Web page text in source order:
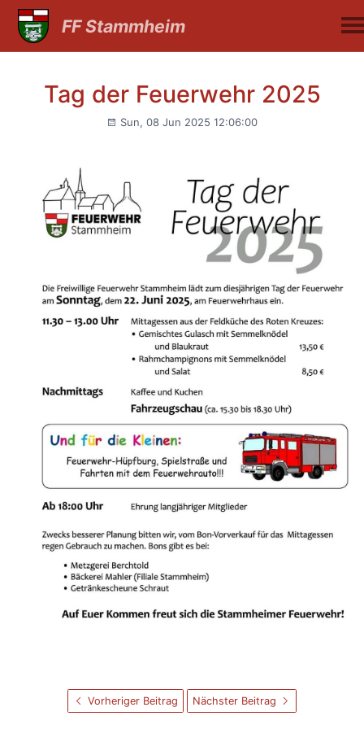
FF Stammheim
Tag der Feuerwehr 2025
Sun, 08 Jun 2025 12:06:00
Vorheriger Beitrag Nächster Beitrag